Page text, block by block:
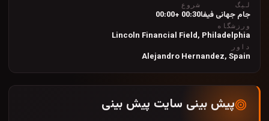
لیگ
جام جهانی فیفا
شروع
00:30 +00:00
ورزشگاه
Lincoln Financial Field, Philadelphia
داور
Alejandro Hernandez, Spain
پیش بینی سایت پیش بینی